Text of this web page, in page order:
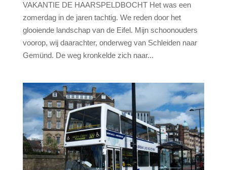
VAKANTIE DE HAARSPELDBOCHT Het was een
zomerdag in de jaren tachtig. We reden door het
glooiende landschap van de Eifel. Mijn schoonouders
voorop, wij daarachter, onderweg van Schleiden naar
Gemünd. De weg kronkelde zich naar...